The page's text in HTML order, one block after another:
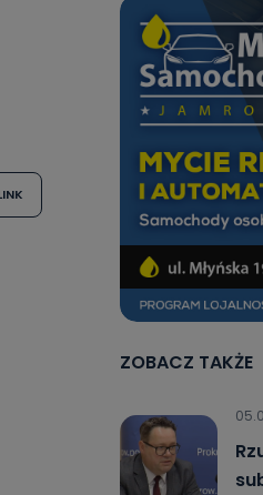
ZOBACZ TAKŻE